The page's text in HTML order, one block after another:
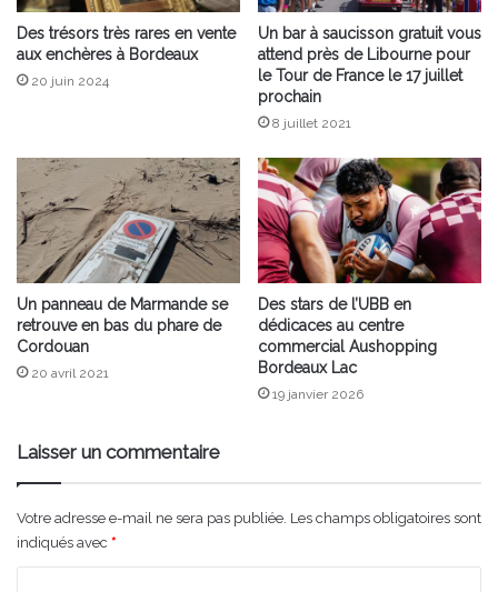
Des trésors très rares en vente
aux enchères à Bordeaux
20 juin 2024
Un bar à saucisson gratuit vous
attend près de Libourne pour
le Tour de France le 17 juillet
prochain
8 juillet 2021
Un panneau de Marmande se
retrouve en bas du phare de
Cordouan
20 avril 2021
Des stars de l’UBB en
dédicaces au centre
commercial Aushopping
Bordeaux Lac
19 janvier 2026
Laisser un commentaire
Votre adresse e-mail ne sera pas publiée. Les champs obligatoires sont
indiqués avec *